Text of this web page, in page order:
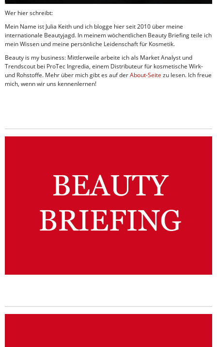
Wer hier schreibt:
Mein Name ist Julia Keith und ich blogge hier seit 2010 über meine
internationale Beautyjagd. In meinem wöchentlichen Beauty Briefing teile ich
mein Wissen und meine persönliche Leidenschaft für Kosmetik.
Beauty is my business: Mittlerweile arbeite ich als Market Analyst und
Trendscout bei ProTec Ingredia, einem Distributeur für kosmetische Wirk-
und Rohstoffe. Mehr über mich gibt es auf derAbout-Seite zu lesen. Ich freue
mich, wenn wir uns kennenlernen!